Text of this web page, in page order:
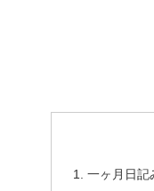
一ヶ月日記